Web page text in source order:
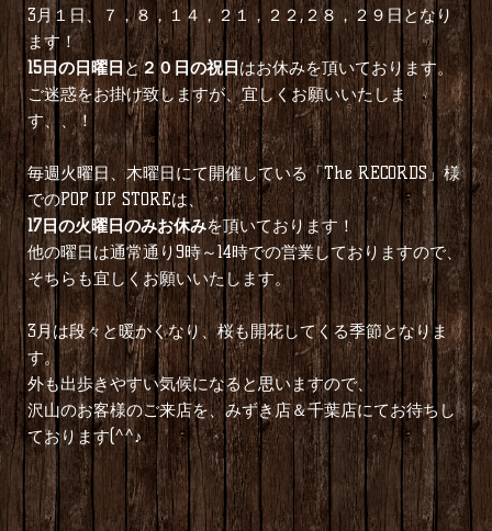
3月１日、７，８，１４，２１，２２,２８，２９日となり
ます！
15日の日曜日と２０日の祝日はお休みを頂いております。
ご迷惑をお掛け致しますが、宜しくお願いいたしま
す、、！
毎週火曜日、木曜日にて開催している「The RECORDS」様
でのPOP UP STOREは、
17日の火曜日のみお休みを頂いております！
他の曜日は通常通り9時～14時での営業しておりますので、
そちらも宜しくお願いいたします。
3月は段々と暖かくなり、桜も開花してくる季節となりま
す。
外も出歩きやすい気候になると思いますので、
沢山のお客様のご来店を、みずき店＆千葉店にてお待ちし
ております(^^♪